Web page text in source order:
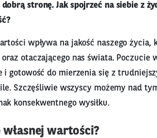
stronę. Jak spojrzeć na siebie z
wpływa na jakość naszego życia,
otaczającego nas świata. Poczucie
i gotowość do mierzenia się z
Szczęśliwie wszyscy możemy nad
konsekwentnego wysiłku.
własnej wartości?